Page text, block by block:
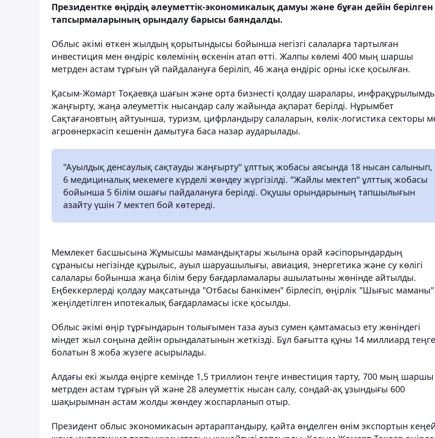
Президентке өңірдің әлеуметтік-экономикалық дамуы және бұған дейін берілген
тапсырмаларының орындалу барысы баяндалды.
Облыс әкімі өткен жылдың қорытындысы бойынша негізгі салаларға тартылған
инвестиция мен өндіріс көлемінің өскенін атап өтті. Жалпы көлемі 400 мың шаршы
метрден астам тұрғын үй пайдалануға беріліп, 46 жаңа өндіріс орны іске қосылған.
Қасым-Жомарт Тоқаевқа шағын және орта бизнесті қолдау шаралары,
жаңғырту, жаңа әлеуметтік нысандар салу жайында ақпарат берілді. Нұрымбет
Сақтағановтың айтуынша, туризм, цифрландыру салаларын, көлік-логистика секторы
агроөнеркәсіп кешенін дамытуға баса назар аударылады.
"Ауылдық денсаулық сақтауды жаңғырту" ұлттық жобасы аясында 18 нысан салынып,
6 медициналық мекемеге күрделі жөндеу жүргізілді. "Жайлы мектеп" ұлттық жобасы
бойынша 5 білім ошағы пайдалануға берілді. Оқушы орындарының тапшылығын
азайту үшін 7 мектеп бой көтереді.
Мемлекет басшысына Жұмысшы мамандықтары жылына орай кәсіпорындардың
сұранысы негізінде құрылыс, ауыл шаруашылығы, авиация, энергетика және су көлігі
салалары бойынша жаңа білім беру бағдарламалары ашылатыны жөнінде айтылды.
Еңбеккерлерді қолдау мақсатында "Отбасы банкімен" бірлесіп, өңірлік "Шығыс маманы"
жеңілдетілген ипотекалық бағдарламасы іске қосылды.
Облыс әкімі өңір тұрғындарын толығымен таза ауыз сумен қамтамасыз ету жөніндегі
міндет жыл соңына дейін орындалатынын жеткізді. Бұл бағытта құны 14 миллиард теңге
болатын 8 жоба жүзеге асырылады.
Алдағы екі жылда өңірге кемінде 1,5 триллион теңге инвестиция тарту, 700 мың шаршы
метрден астам тұрғын үй және 28 әлеуметтік нысан салу, сондай-ақ ұзындығы 600
шақырымнан астам жолды жөндеу жоспарланып отыр.
Президент облыс экономикасын әртараптандыру, қайта өңделген өнім экспортын